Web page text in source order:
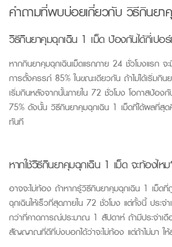
คำถามที่พบบ่อยเกี่ยวกับ วิธีกินยา
วิธีกินยาคุมฉุกเฉิน 1 เม็ด ป้องกันได้กี่เปอ
หากกินยาคุมฉุกเฉินเม็ดแรกภาย 24 ชั่วโมงแรก จ
การตั้งครรภ์ 85% ในขณะเดียวกัน ถ้าไม่ได้เริ่มกิน
เริ่มกินหลังจากนั้นภายใน 72 ชั่วโมง โอกาสป้อง
75% ดังนั้น วิธีกินยาคุมฉุกเฉิน 1 เม็ดที่ได้ผลที่สุ
ทันที
หากใช้วิธีกินยาคุมฉุกเฉิน 1 เม็ด จะท้องไห
อาจจะไม่ท้อง ถ้าหากรู้วิธีกินยาคุมฉุกเฉิน 1 เม็
ฉุกเฉินให้เร็วที่สุดภายใน 72 ชั่วโมง แต่ทั้งนี้ ประจ
กว่าที่คาดการณ์ประมาณ 1 สัปดาห์ ถ้ามีประจำเดื
สัญญาณที่ดีที่บ่งบอกได้ว่าจะไม่ท้อง แต่ถ้าไม่มา ใ